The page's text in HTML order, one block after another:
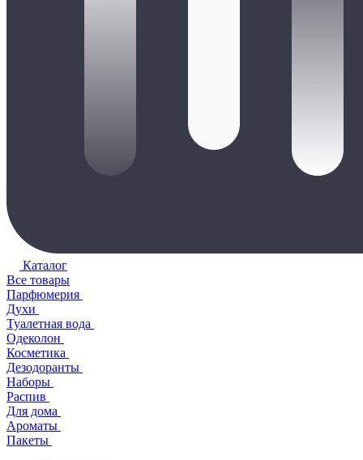
Каталог
Все товары
Парфюмерия
Духи
Туалетная вода
Одеколон
Косметика
Дезодоранты
Наборы
Распив
Для дома
Ароматы
Пакеты